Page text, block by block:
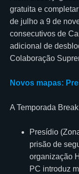
gratuita e
de julho a 9 de
consecutivos de
adicional de
Colaboração
Novos mapas:
A Temporada
Presídio
prisão de
organização
PC introduz